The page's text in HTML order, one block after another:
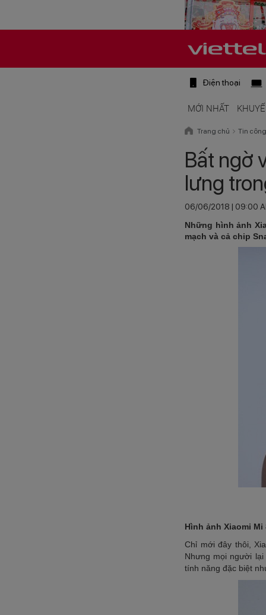
Điện thoại
MỚI NHẤT
Trang chủ Tin
Bất ngờ
lưng
06/06/2018 | 09:00
Những hình ảnh
mạch và cả chip
Hình ảnh Xiaomi
Chỉ mới đây thôi,
Nhưng mọi người
tính năng đặc biệt